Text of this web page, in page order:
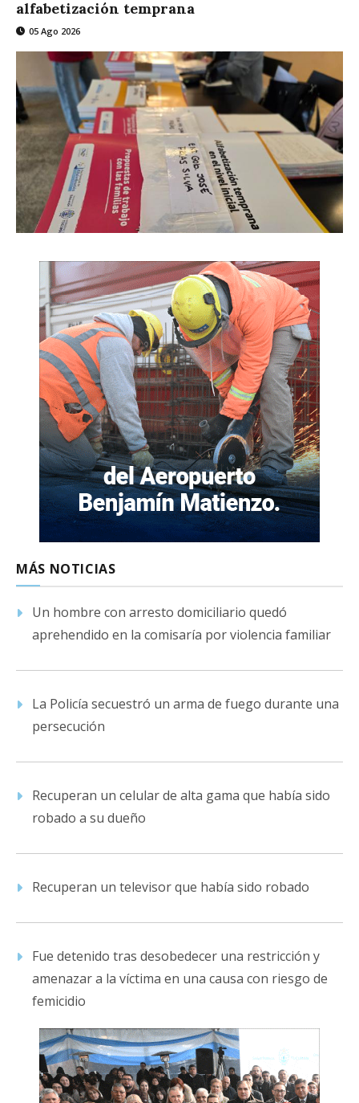
alfabetización temprana
05 Ago 2026
MÁS NOTICIAS
Un hombre con arresto domiciliario quedó
aprehendido en la comisaría por violencia familiar
La Policía secuestró un arma de fuego durante una
persecución
Recuperan un celular de alta gama que había sido
robado a su dueño
Recuperan un televisor que había sido robado
Fue detenido tras desobedecer una restricción y
amenazar a la víctima en una causa con riesgo de
femicidio